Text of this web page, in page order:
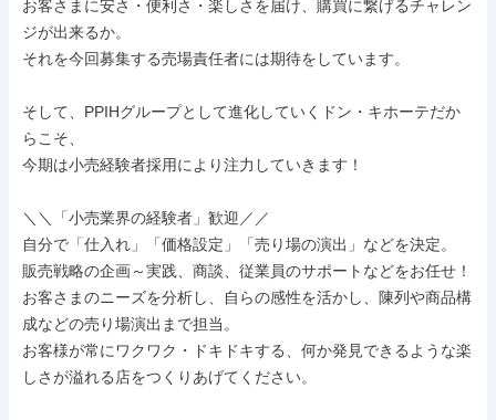
お客さまに安さ・便利さ・楽しさを届け、購買に繋げるチャレン
ジが出来るか。
それを今回募集する売場責任者には期待をしています。
そして、PPIHグループとして進化していくドン・キホーテだか
らこそ、
今期は小売経験者採用により注力していきます！
＼＼「小売業界の経験者」歓迎／／
自分で「仕入れ」「価格設定」「売り場の演出」などを決定。
販売戦略の企画～実践、商談、従業員のサポートなどをお任せ！
お客さまのニーズを分析し、自らの感性を活かし、陳列や商品構
成などの売り場演出まで担当。
お客様が常にワクワク・ドキドキする、何か発見できるような楽
しさが溢れる店をつくりあげてください。